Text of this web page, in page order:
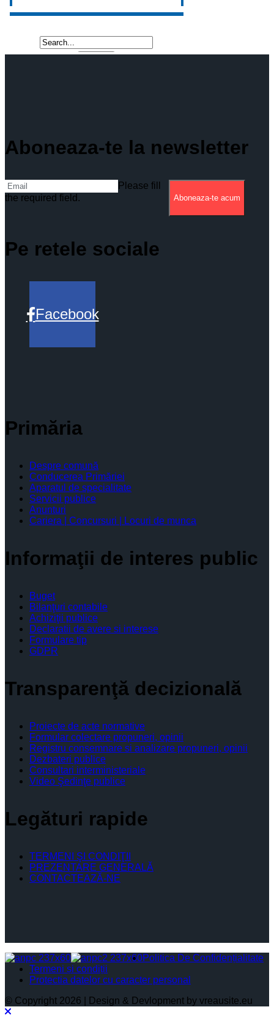
Aboneaza-te la newsletter
Please fill
the required field.
Aboneaza-te acum
Pe retele sociale
Facebook
Primăria
Despre comună
Conducerea Primăriei
Aparatul de specialitate
Servicii publice
Anunturi
Cariera | Concursuri | Locuri de munca
Informaţii de interes public
Buget
Bilanţuri contabile
Achiziţii publice
Declaratii de avere si interese
Formulare tip
GDPR
Transparenţă decizională
Proiecte de acte normative
Formular colectare propuneri, opinii
Registru consemnare si analizare propuneri, opinii
Dezbateri publice
Consultari interministeriale
Video Şedinţe publice
Legături rapide
TERMENI ŞI CONDIŢII
PREZENTARE GENERALĂ
CONTACTEAZĂ-NE
Politica De Confidențialitate
Termeni și condiții
Protectia datelor cu caracter personal
© Copyright 2026 | Design & Devlopment by vreausite.eu